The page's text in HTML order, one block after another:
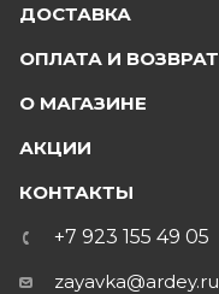
ДОСТАВКА
ОПЛАТА И ВОЗВРАТ
О МАГАЗИНЕ
АКЦИИ
КОНТАКТЫ
+7 923 155 49 05
zayavka@ardey.ru